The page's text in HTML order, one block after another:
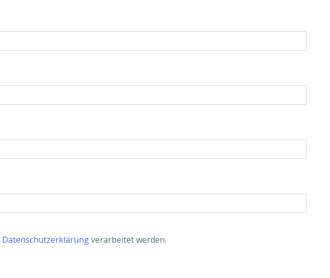
Datenschutzerklärungverarbeitet werden.